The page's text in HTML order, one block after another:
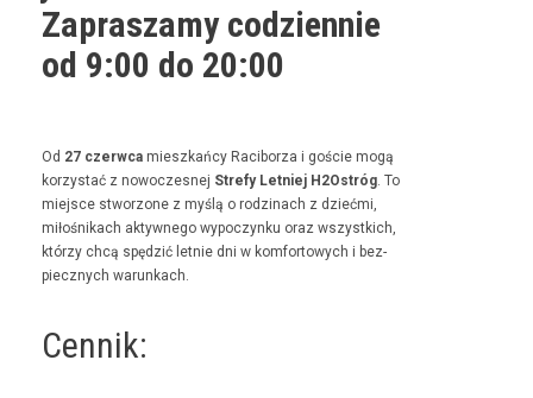
Zapraszamy codziennie
od 9:00 do 20:00
Od 27 czer­w­ca mieszkań­cy Raci­borza i goś­cie mogą
korzys­tać z nowoczes­nej Stre­fy Let­niej H2Ostróg. To
miejsce stwor­zone z myślą o rodz­i­nach z dzieć­mi,
miłośnikach akty­wnego wypoczynku oraz wszys­t­kich,
którzy chcą spędz­ić let­nie dni w kom­for­towych i bez­
piecznych warunkach.
Cennik: